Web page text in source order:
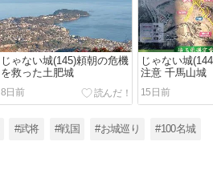
じゃない城(145)頼朝の危機
を救った土肥城
8日前
じゃない城
注意 千馬山城
15日前
#武将 #戦国 #お城巡り #100名城